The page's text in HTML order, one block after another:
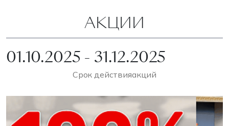
АКЦИИ
01.10.2025 - 31.12.2025
Срок действияакций